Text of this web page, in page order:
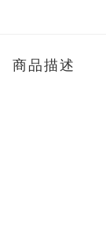
商品描述